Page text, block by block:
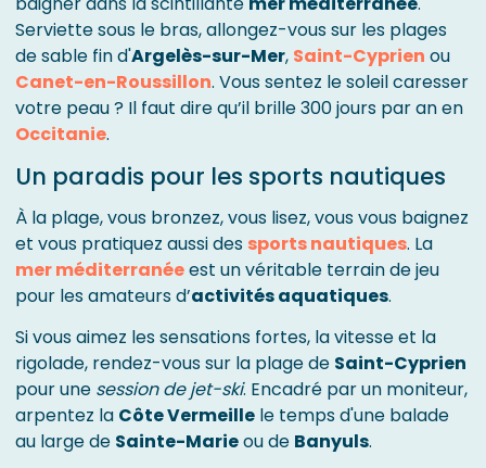
Serviette sous le bras, allongez-vous sur les plages
de sable fin d'Argelès-sur-Mer, Saint-Cyprien ou
Canet-en-Roussillon. Vous sentez le soleil caresser
votre peau ? Il faut dire qu’il brille 300 jours par an en
Occitanie.
Un paradis pour les sports nautiques
À la plage, vous bronzez, vous lisez, vous vous baignez
et vous pratiquez aussi des sports nautiques. La
mer méditerranéeest un véritable terrain de jeu
pour les amateurs d’activités aquatiques.
Si vous aimez les sensations fortes, la vitesse et la
rigolade, rendez-vous sur la plage de Saint-Cyprien
pour une session de jet-ski. Encadré par un moniteur,
arpentez la Côte Vermeille le temps d'une balade
au large de Sainte-Marieou de Banyuls.